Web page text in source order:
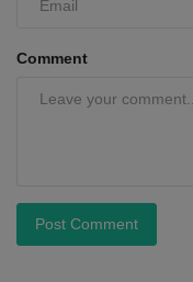
Comment
Post Comment